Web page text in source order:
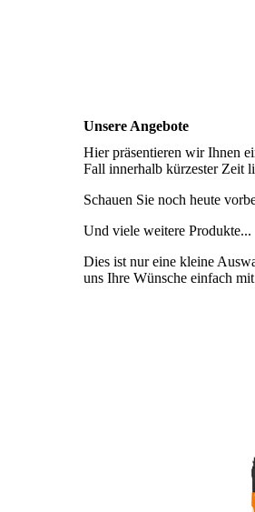
Unsere Angebote
Hier präsentieren wir Ihnen
Fall innerhalb kürzester Zeit
Schauen Sie noch heute
Und viele weitere Produkte...
Dies ist nur eine kleine
uns Ihre Wünsche einfach